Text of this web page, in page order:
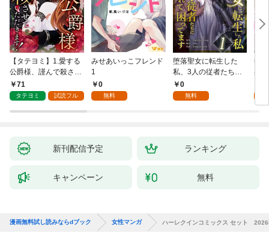
【タテヨミ】1.愛する
公爵様、謹んで殺させ
ていただきます！
71
タテヨミ 試読フル
みせあいっこフレンド
1
0
無料
堕落聖女に転生した
私、3人の従者たちに
抱かれて困ってます 第
1話
0
無料
授
身
新刊配信予定 ランキング
キャンペーン 無料
漫画無料試し読みならdブック 女性マンガ ハーレクインコミックス セット